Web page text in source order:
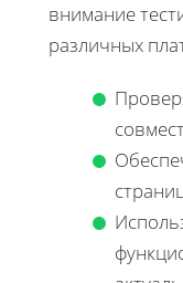
внимание
различных